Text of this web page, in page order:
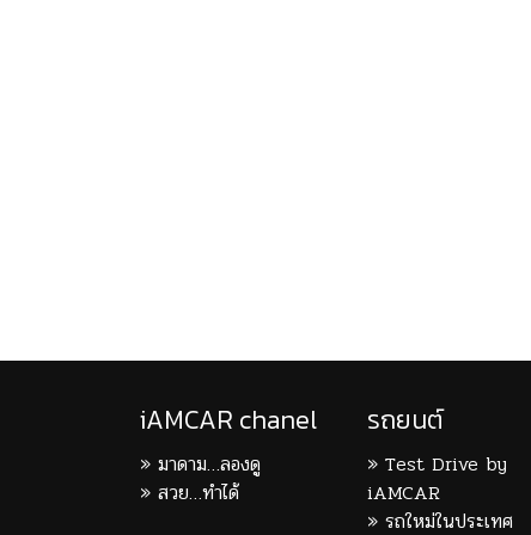
iAMCAR chanel
มาดาม…ลองดู
สวย…ทำได้
รถยนต์
Test Drive by
iAMCAR
รถใหม่ในประเทศ